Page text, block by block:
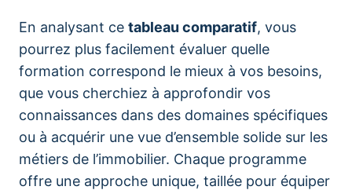
En analysant ce tableau comparatif, vous
pourrez plus facilement évaluer quelle
formation correspond le mieux à vos besoins,
que vous cherchiez à approfondir vos
connaissances dans des domaines spécifiques
ou à acquérir une vue d’ensemble solide sur les
métiers de l’immobilier. Chaque programme
offre une approche unique, taillée pour équiper